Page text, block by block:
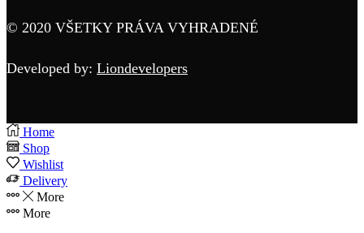
© 2020 VŠETKY PRÁVA VYHRADENÉ
Developed by: Liondevelopers
Home
Shop
Wishlist
Delivery
More
More